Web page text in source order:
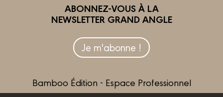
ABONNEZ-VOUS À LA
NEWSLETTER GRAND ANGLE
Je m'abonne !
Bamboo Édition - Espace Professionnel